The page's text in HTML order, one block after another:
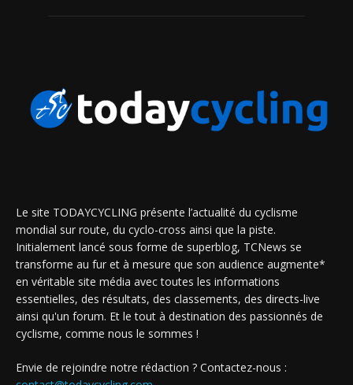
Le site TODAYCYCLING présente l’actualité du cyclisme
mondial sur route, du cyclo-cross ainsi que la piste.
Initialement lancé sous forme de superblog, TCNews se
transforme au fur et à mesure que son audience augmente*
en véritable site média avec toutes les informations
essentielles, des résultats, des classements, des directs-live
ainsi qu'un forum. Et le tout à destination des passionnés de
cyclisme, comme nous le sommes !
Envie de rejoindre notre rédaction ? Contactez-nous :